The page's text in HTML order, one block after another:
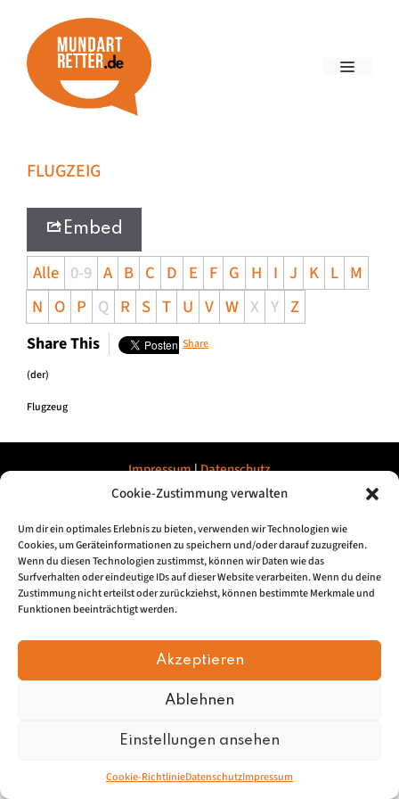
Cookie-Zustimmung verwalten
Um dir ein optimales Erlebnis zu bieten, verwenden wir Technologien wie
Cookies, um Geräteinformationen zu speichern und/oder darauf zuzugreifen.
Wenn du diesen Technologien zustimmst, können wir Daten wie das
Surfverhalten oder eindeutige IDs auf dieser Website verarbeiten. Wenn du deine
Zustimmung nicht erteilst oder zurückziehst, können bestimmte Merkmale und
Funktionen beeinträchtigt werden.
Akzeptieren
Ablehnen
Einstellungen ansehen
Cookie-RichtlinieDatenschutzImpressum
FLUGZEIG
Embed
Alle 0-9 A B C D E F G H I J K L M
N O P Q R S T U V W X Y Z
Share This Share
(der)
Flugzeug
Impressum|Datenschutz